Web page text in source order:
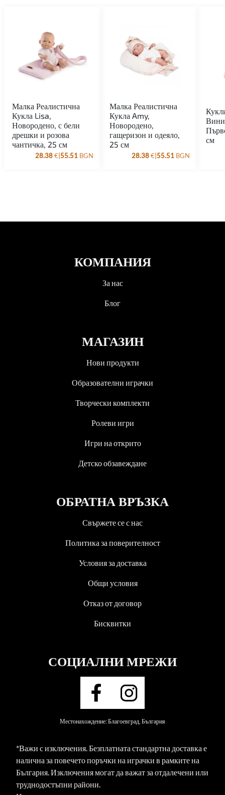
Малка Реалистична
Кукла Lisa,
Новородено, с бели
дрешки и розова
чантичка, 25 см
28.38€|55.51 BGN
Малка Реалистична
Кукла Amy,
Новородено,
гащеризон и одеяло,
25 см
28.38€|55.51 BGN
см
КОМПАНИЯ
За нас
Блог
МАГАЗИН
Нови продукти
Образователни играчки
Творчески комплекти
Ролеви игри
Игри на открито
Детско обзавеждане
ОБРАТНА ВРЪЗКА
Свържете се с нас
Политика за поверителност
Условия за доставка
Общи условия
Отказ от договор
Бисквитки
СОЦИАЛНИ МРЕЖИ
Местонахождение: Благоевград, България
*Важи с изключения. Безплатната стандартна доставка е
налична за повечето поръчки на играчки в рамките на
България. Изключения могат да важат за отдалечени или
труднодостъпни райони.